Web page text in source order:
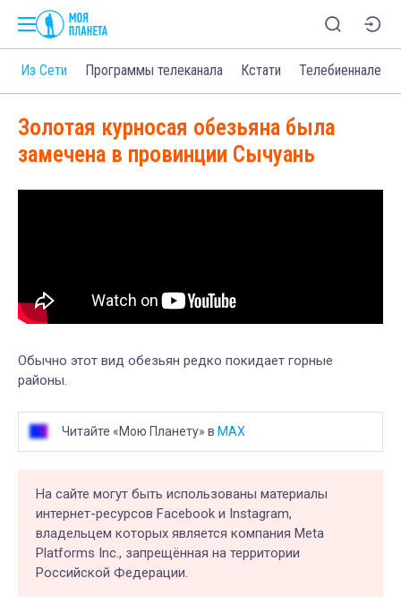
Из Сети Программы телеканала Кстати Телебиеннале
Золотая курносая обезьяна была
замечена в провинции Сычуань
Обычно этот вид обезьян редко покидает горные
районы.
Читайте «Мою Планету» в MAX
На сайте могут быть использованы материалы
интернет-ресурсов Facebook и Instagram,
владельцем которых является компания Meta
Platforms Inc., запрещённая на территории
Российской Федерации.